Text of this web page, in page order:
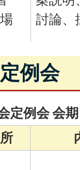
討論、
例会
定例会 会